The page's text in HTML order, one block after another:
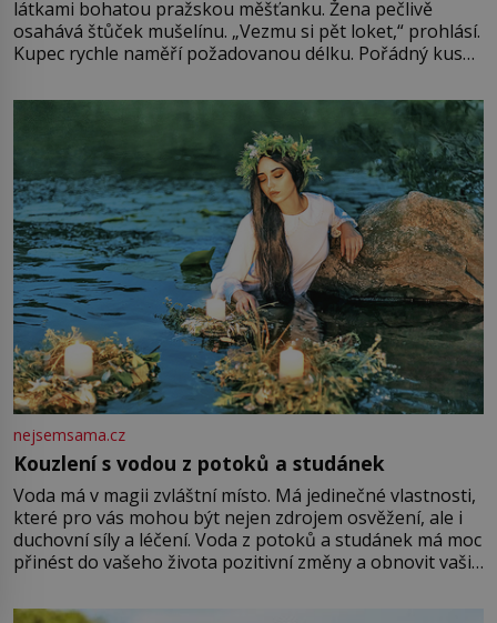
látkami bohatou pražskou měšťanku. Žena pečlivě
osahává štůček mušelínu. „Vezmu si pět loket,“ prohlásí.
Kupec rychle naměří požadovanou délku. Pořádný kus
milostpaní. Stačí jenom na sukni,“ zhodnotí švadlena
množství růžového mušelínu. „Ošidili vás, podívejte.“
nejsemsama.cz
Kouzlení s vodou z potoků a studánek
Voda má v magii zvláštní místo. Má jedinečné vlastnosti,
které pro vás mohou být nejen zdrojem osvěžení, ale i
duchovní síly a léčení. Voda z potoků a studánek má moc
přinést do vašeho života pozitivní změny a obnovit vaši
můžete obohatit své rituály a přinést do svého života